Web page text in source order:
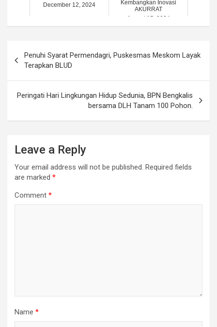
December 12, 2024
Kembangkan Inovasi
AKURRAT
August 15, 2024
navigation
Penuhi Syarat Permendagri, Puskesmas Meskom Layak
Terapkan BLUD
Peringati Hari Lingkungan Hidup Sedunia, BPN Bengkalis
bersama DLH Tanam 100 Pohon.
Leave a Reply
Your email address will not be published. Required fields
are marked *
Comment *
Name *